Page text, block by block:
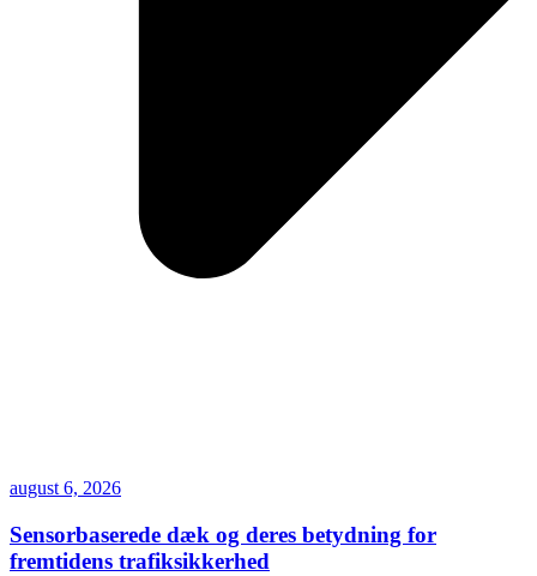
august 6, 2026
Sensorbaserede dæk og deres betydning for
fremtidens trafiksikkerhed